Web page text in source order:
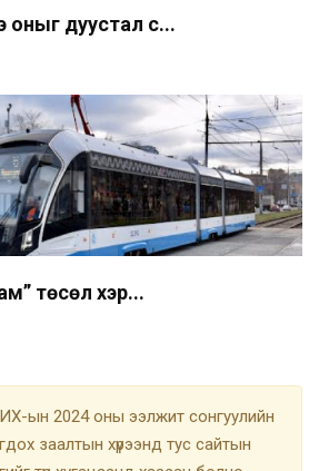
оныг дуустал с...
төсөл хэр...
ын 2024 оны ээлжит сонгуулийн
заалтын хүрээнд тус сайтын